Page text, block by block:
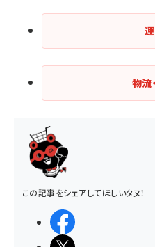
物流
この記事をシェアしてほしいタヌ！